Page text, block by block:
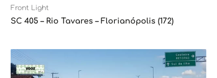
Front Light
SC 405 – Rio Tavares – Florianópolis (172)